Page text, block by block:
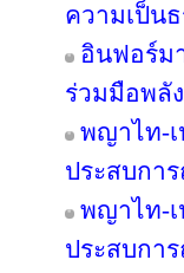
ความเป็น
อินฟอร์ม
ร่วมมือพลั
พญาไท-เ
ประสบการ
พญาไท-เ
ประสบการ